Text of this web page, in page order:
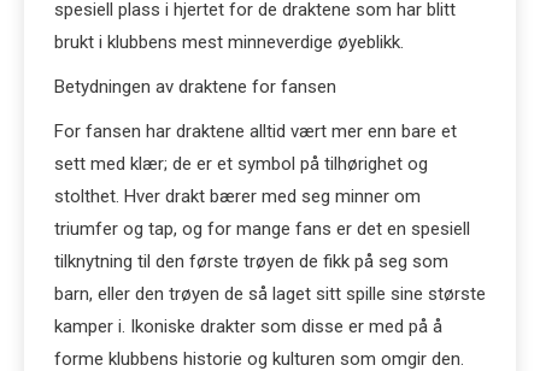
spesiell plass i hjertet for de draktene som har blitt
brukt i klubbens mest minneverdige øyeblikk.
Betydningen av draktene for fansen
For fansen har draktene alltid vært mer enn bare et
sett med klær; de er et symbol på tilhørighet og
stolthet. Hver drakt bærer med seg minner om
triumfer og tap, og for mange fans er det en spesiell
tilknytning til den første trøyen de fikk på seg som
barn, eller den trøyen de så laget sitt spille sine største
kamper i. Ikoniske drakter som disse er med på å
forme klubbens historie og kulturen som omgir den.